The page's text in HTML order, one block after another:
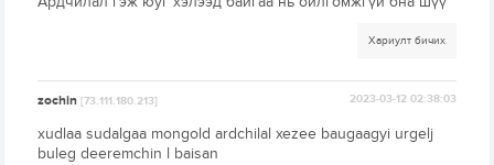
Хариулт бичих
zochin[73.111.180.213] 2023-03-12 02:38:03
xudlaa sudalgaa mongold ardchilal xezee baugaagyi urgelj
buleg deeremchin l baisan